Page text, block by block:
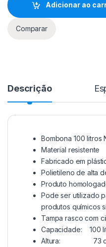
Adicionar ao
Comparar
Descrição
Bombona 100 litros
Material resistente
Fabricado em
Polietileno de alta
Produto
Pode ser utilizado
produtos químicos
Tampa rasco com
Capacidade: 100
Altura: 73